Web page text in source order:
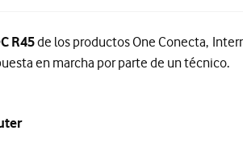
R45de los productos One Conecta,
en marcha por parte de un técnico.